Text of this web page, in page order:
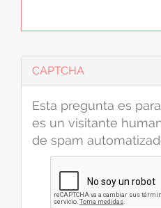
CAPTCHA
Esta pregunta es
es un visitante
de spam